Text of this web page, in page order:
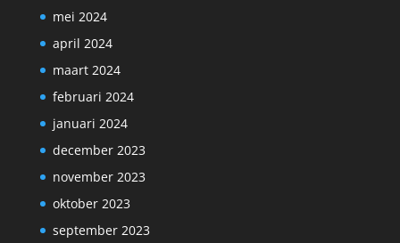
mei 2024
april 2024
maart 2024
februari 2024
januari 2024
december 2023
november 2023
oktober 2023
september 2023